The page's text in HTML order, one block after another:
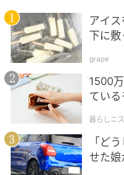
アイ
下に
grape
1500
てい
暮らしニ
「ど
せた娘